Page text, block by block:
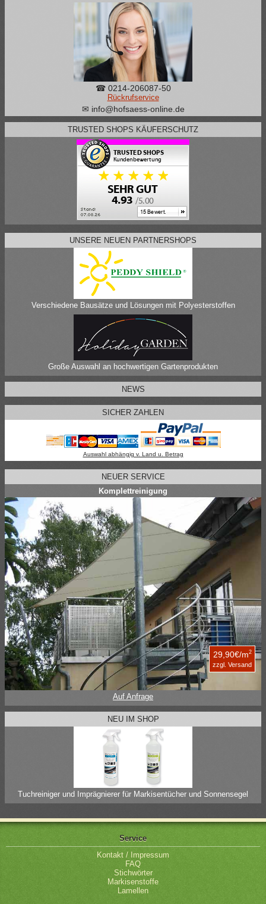
☎ 0214-206087-50
Rückrufservice
✉ info@hofsaess-online.de
TRUSTED SHOPS KÄUFERSCHUTZ
UNSERE NEUEN PARTNERSHOPS
Verschiedene Bausätze und Lösungen mit Polyesterstoffen
Große Auswahl an hochwertigen Gartenprodukten
NEWS
SICHER ZAHLEN
Auswahl abhängig v. Land u. Betrag
NEUER SERVICE
Komplettreinigung
29,90€/m2
zzgl. Versand
Auf Anfrage
NEU IM SHOP
Tuchreiniger und Imprägnierer für Markisentücher und Sonnensegel
Service
Kontakt / Impressum
FAQ
Stichwörter
Markisenstoffe
Lamellen